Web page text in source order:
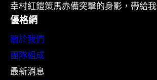
幸村紅鎧策馬赤備突擊的身影，帶給
優格網
關於我們
團隊組成
最新消息